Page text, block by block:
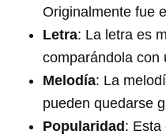
Originalmente fue
Letra: La letra es
comparándola con
Melodía: La
pueden quedarse
Popularidad : Esta